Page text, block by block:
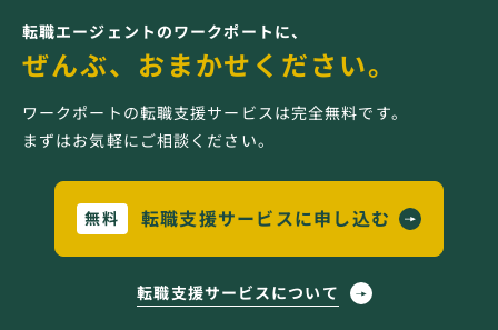
転職エージェントのワークポートに、
ぜんぶ、おまかせください。
ワークポートの転職支援サービスは完全無料です。
まずはお気軽にご相談ください。
無料 転職支援サービスに申し込む
転職支援サービスについて